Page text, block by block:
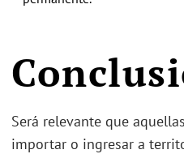
Será relevante que
importar o ingresar a